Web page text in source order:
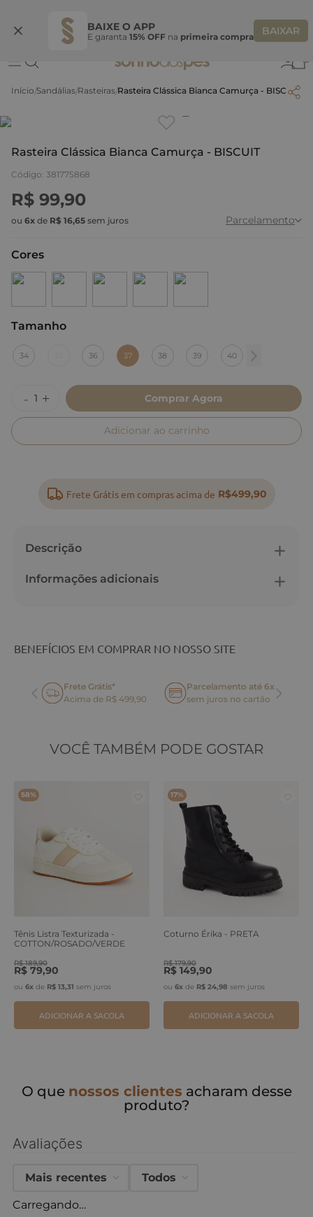
BAIXE O APP
E garanta 15% OFF na primeira compra BAIXAR
Ganhe 10% OFF na coleção utilizando o código do seu vendedor*
Sandálias Rasteiras Rasteira Clássica Bianca Camurça - BISCUIT
Rasteira Clássica Bianca Camurça - BISCUIT
Código: 381775868
R$ 99,90
ou 6x de R$ 16,65 sem juros Parcelamento
Cores
Tamanho
37
34 36 37 38 39 40
Comprar Agora
Adicionar ao carrinho
Frete Grátis em compras acima de R$499,90
Descrição
Informações adicionais
BENEFÍCIOS EM COMPRAR NO NOSSO SITE
Frete Grátis*
Acima de R$ 499,90
Parcelamento até 6x
sem juros no cartão
VOCÊ TAMBÉM PODE GOSTAR
58%
Tênis Listra Texturizada -
COTTON/ROSADO/VERDE
R$ 189,90
R$ 79,90
ou 6x de R$ 13,31 sem juros
ADICIONAR A SACOLA
17%
Coturno Érika - PRETA
R$ 179,90
R$ 149,90
ou 6x de R$ 24,98 sem juros
ADICIONAR A SACOLA
O que nossos clientes acharam desse
produto?
Avaliações
Carregando…
Mais recentes Todos